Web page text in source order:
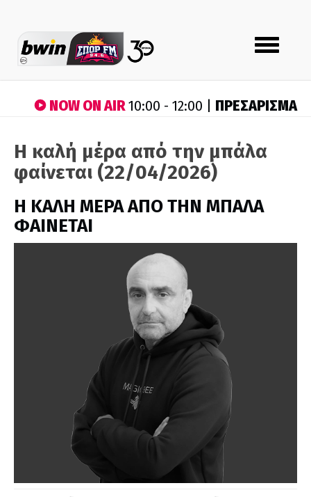
Toggle
navigation
NOW ON AIR10:00 - 12:00 | ΠΡΕΣΑΡΙΣΜΑ
Η καλή μέρα από την μπάλα
φαίνεται (22/04/2026)
H ΚΑΛΗ ΜΕΡΑ ΑΠΟ ΤΗΝ ΜΠΑΛΑ
ΦΑΙΝΕΤΑΙ